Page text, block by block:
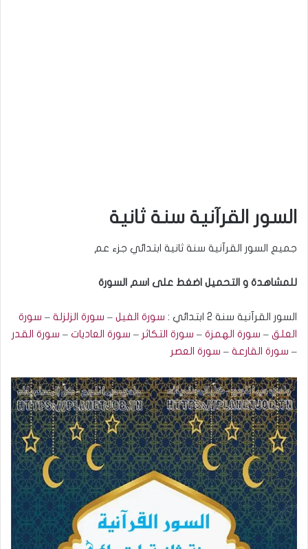
السور القرآنية سنة ثانية
جميع السور القرآنية سنة ثانية ابتدائي جزء عم
للمشاهدة و التحميل اضغط على اسم السورة
السور القرآنية سنة 2 ابتدائي : سورة الفيل – سورة الزلزلة – سورة
العلق – سورة الهمزة – سورة التكاثر – سورة العاديات – سورة القدر
سورة القارعة – سورة العصر –